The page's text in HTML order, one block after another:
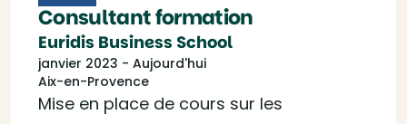
Consultant formation
Euridis Business School
janvier 2023 - Aujourd'hui
Aix-en-Provence
Mise en place de cours sur les